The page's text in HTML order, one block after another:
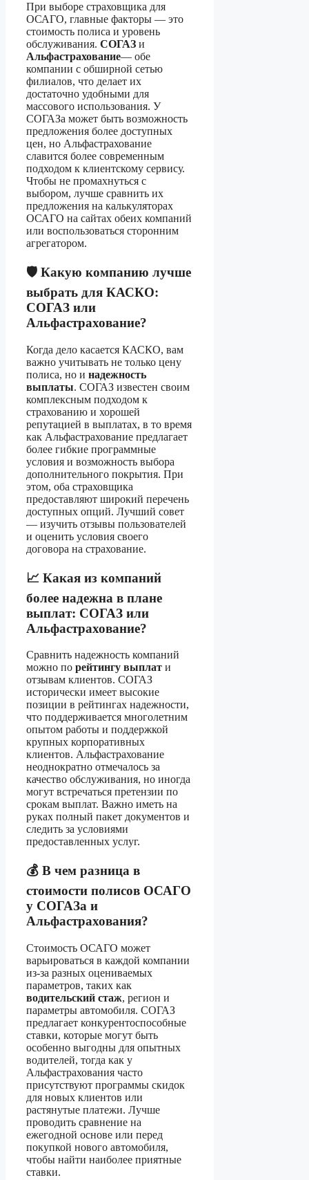
При выборе страховщика для
ОСАГО, главные факторы — это
стоимость полиса и уровень
обслуживания. СОГАЗ и
Альфастрахование— обе
компании с обширной сетью
филиалов, что делает их
достаточно удобными для
массового использования. У
СОГАЗа может быть возможность
предложения более доступных
цен, но Альфастрахование
славится более современным
подходом к клиентскому сервису.
Чтобы не промахнуться с
выбором, лучше сравнить их
предложения на калькуляторах
ОСАГО на сайтах обеих компаний
или воспользоваться сторонним
агрегатором.
🛡️ Какую компанию лучше
выбрать для КАСКО:
СОГАЗ или
Альфастрахование?
Когда дело касается КАСКО, вам
важно учитывать не только цену
полиса, но и надежность
выплаты. СОГАЗ известен своим
комплексным подходом к
страхованию и хорошей
репутацией в выплатах, в то время
как Альфастрахование предлагает
более гибкие программные
условия и возможность выбора
дополнительного покрытия. При
этом, оба страховщика
предоставляют широкий перечень
доступных опций. Лучший совет
— изучить отзывы пользователей
и оценить условия своего
договора на страхование.
📈 Какая из компаний
более надежна в плане
выплат: СОГАЗ или
Альфастрахование?
Сравнить надежность компаний
можно по рейтингу выплат и
отзывам клиентов. СОГАЗ
исторически имеет высокие
позиции в рейтингах надежности,
что поддерживается многолетним
опытом работы и поддержкой
крупных корпоративных
клиентов. Альфастрахование
неоднократно отмечалось за
качество обслуживания, но иногда
могут встречаться претензии по
срокам выплат. Важно иметь на
руках полный пакет документов и
следить за условиями
предоставленных услуг.
💰 В чем разница в
стоимости полисов ОСАГО
у СОГАЗа и
Альфастрахования?
Стоимость ОСАГО может
варьироваться в каждой компании
из-за разных оцениваемых
параметров, таких как
водительский стаж, регион и
параметры автомобиля. СОГАЗ
предлагает конкурентоспособные
ставки, которые могут быть
особенно выгодны для опытных
водителей, тогда как у
Альфастрахования часто
присутствуют программы скидок
для новых клиентов или
растянутые платежи. Лучше
проводить сравнение на
ежегодной основе или перед
покупкой нового автомобиля,
чтобы найти наиболее приятные
ставки.